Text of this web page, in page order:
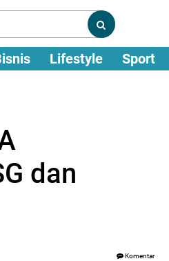
Lifestyle Sport
dan
Komentar